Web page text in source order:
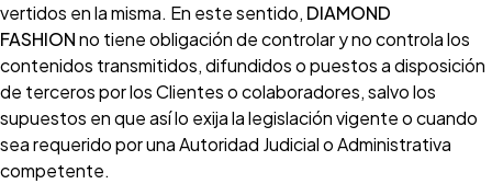
vertidos en la misma. En este sentido, DIAMOND
FASHIONno tiene obligación de controlar y no controla los
contenidos transmitidos, difundidos o puestos a disposición
de terceros por los Clientes o colaboradores, salvo los
supuestos en que así lo exija la legislación vigente o cuando
sea requerido por una Autoridad Judicial o Administrativa
competente.